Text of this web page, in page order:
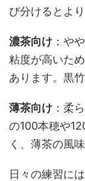
び分けるとよ
濃茶向け ：や
粘度が高いた
あります。黒
薄茶向け ：柔
の100本穂や
く、薄茶の風
日々の練習に